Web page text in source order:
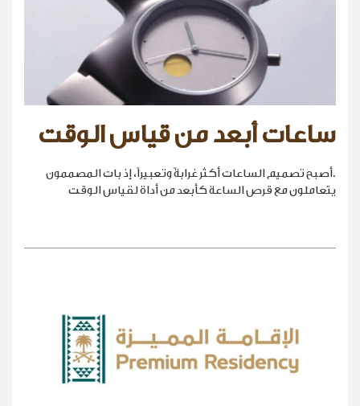
ساعات أبعد من قياس الوقت
.أصبح تصميم الساعات أكثر غرابةً وتعبيراً، إذ بات المصممون
يتعاملون مع قرص الساعة كأبعد من أداة لقياس الوقت